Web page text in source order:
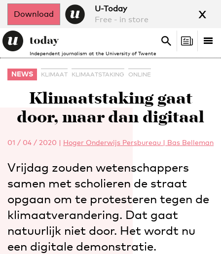
Download
U-Today
Free - in store
x
Independent journalism at the University of Twente
Search
Search
NEWS KLIMAAT KLIMAATSTAKING ONLINE
Klimaatstaking gaat
door, maar dan digitaal
01 / 04 / 2020 | Hoger Onderwijs Persbureau | Bas Belleman
Vrijdag zouden wetenschappers
samen met scholieren de straat
opgaan om te protesteren tegen de
klimaatverandering. Dat gaat
natuurlijk niet door. Het wordt nu
een digitale demonstratie.